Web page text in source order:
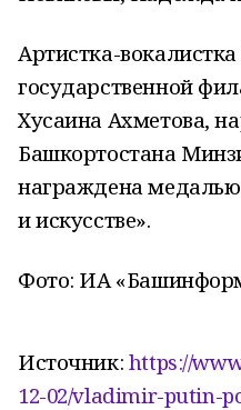
Артистка-
государственной
Хусаина Ахметова,
Башкортостана
награждена
и искусстве».
Фото: ИА
Источник: https://
12-02/vladimir-putin-